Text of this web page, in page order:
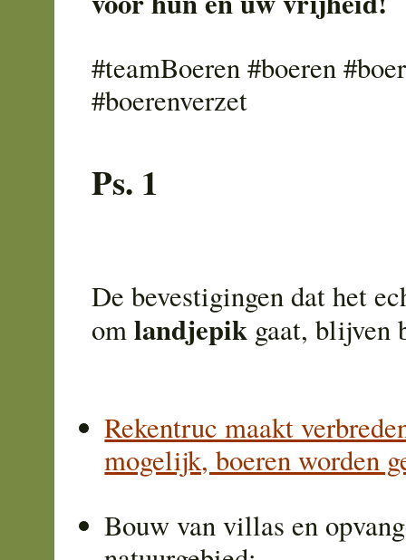
#teamBoeren #boeren
#boerenverzet
Ps. 1
De bevestigingen dat het
omlandjepik gaat, blijven
Rekentruc maakt
mogelijk, boeren worden
Bouw van villas en